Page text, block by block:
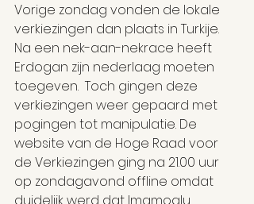
Vorige zondag vonden de lokale
verkiezingen dan plaats in Turkije.
Na een nek-aan-nekrace heeft
Erdogan zijn nederlaag moeten
toegeven.  Toch gingen deze
verkiezingen weer gepaard met
pogingen tot manipulatie. De
website van de Hoge Raad voor
de Verkiezingen ging na 21.00 uur
op zondagavond offline omdat